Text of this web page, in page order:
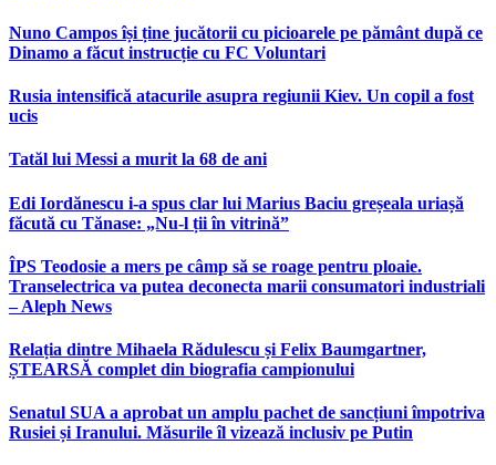
Nuno Campos își ține jucătorii cu picioarele pe pământ după ce
Dinamo a făcut instrucție cu FC Voluntari
Rusia intensifică atacurile asupra regiunii Kiev. Un copil a fost
ucis
Tatăl lui Messi a murit la 68 de ani
Edi Iordănescu i-a spus clar lui Marius Baciu greșeala uriașă
făcută cu Tănase: „Nu-l ții în vitrină”
ÎPS Teodosie a mers pe câmp să se roage pentru ploaie.
Transelectrica va putea deconecta marii consumatori industriali
– Aleph News
Relația dintre Mihaela Rădulescu și Felix Baumgartner,
ȘTEARSĂ complet din biografia campionului
Senatul SUA a aprobat un amplu pachet de sancțiuni împotriva
Rusiei și Iranului. Măsurile îl vizează inclusiv pe Putin